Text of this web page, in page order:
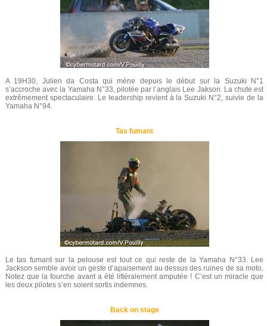
A 19H30, Julien da Costa qui mène depuis le début sur la Suzuki N°1
s’accroche avec la Yamaha N°33, pilotée par l’anglais Lee Jakson. La chute est
extrêmement spectaculaire. Le leadership revient à la Suzuki N°2, suivie de la
Yamaha N°94.
Tas fumant
Le tas fumant sur la pelouse est tout ce qui reste de la Yamaha N°33. Lee
Jackson semble avoir un geste d’apaisement au dessus des ruines de sa moto.
Notez que la fourche avant a été littéralement amputée ! C’est un miracle que
les deux pilotes s’en soient sortis indemnes.
Back on stage